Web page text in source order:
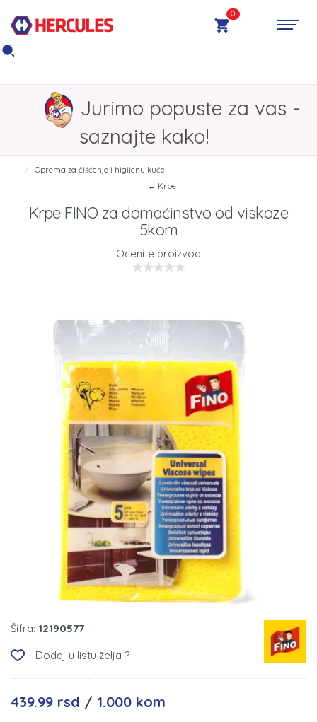
0
Jurimo popuste za vas -
saznajte kako!
Oprema za čišćenje i higijenu kuće
← Krpe
Krpe FINO za domaćinstvo od viskoze
5kom
Ocenite proizvod
Šifra: 12190577
Dodaj u listu želja ?
439.99 rsd / 1.000 kom